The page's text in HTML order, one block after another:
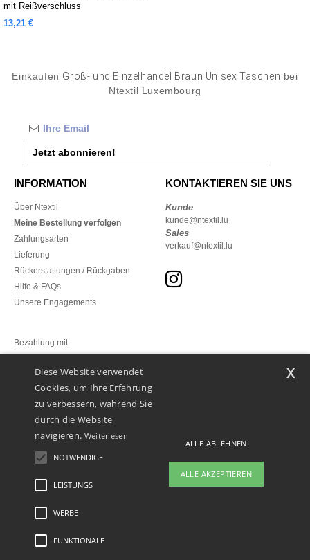
mit Reißverschluss
13,21 €
Einkaufen Groß- und Einzelhandel Braun Unisex Taschen bei
Ntextil Luxembourg
Jetzt abonnieren!
INFORMATION
Über Ntextil
Meine Bestellung verfolgen
Zahlungsarten
Lieferung
Rückerstattungen / Rückgaben
Hilfe & FAQs
Unsere Engagements
KONTAKTIEREN SIE UNS
Kunde
kunde@ntextil.lu
Sales
verkauf@ntextil.lu
Bezahlung mit
Unsere Paketzusteller
Rechtliche Hinweise
Diese Website verwendet
Cookies, um Ihre Erfahrung
zu verbessern, während Sie
durch die Website
navigieren. Weiterlesen
NOTWENDIGE
LEISTUNGS
WERBE
FUNKTIONALE
ALLE ABLEHNEN
ALLE AKZEPTIEREN
x